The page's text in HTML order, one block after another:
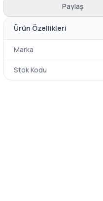
Paylaş
Ürün Özellikleri
Marka
Stok Kodu